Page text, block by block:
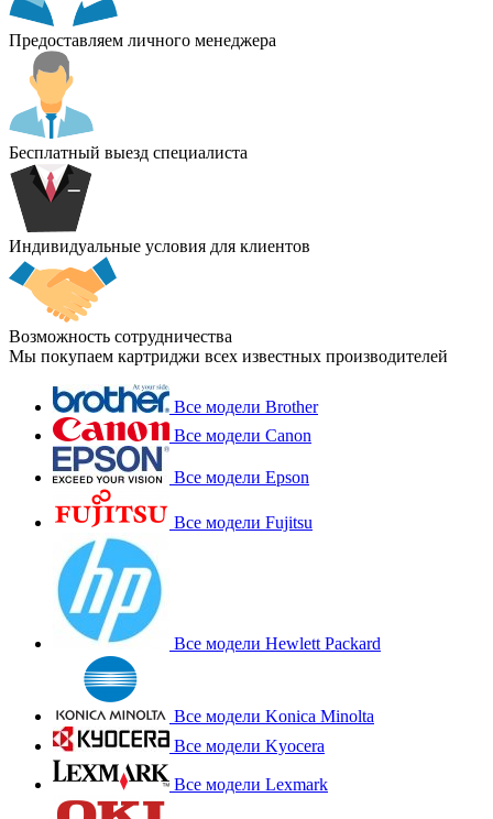
Предоставляем личного менеджера
Бесплатный выезд специалиста
Индивидуальные условия для клиентов
Возможность сотрудничества
Мы покупаем картриджи всех известных производителей
Все модели Brother
Все модели Canon
Все модели Epson
Все модели Fujitsu
Все модели Hewlett Packard
Все модели Konica Minolta
Все модели Kyocera
Все модели Lexmark